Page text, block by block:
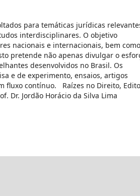
para temáticas jurídicas
interdisciplinares. O objetivo
nacionais e internacionais, bem
pretende não apenas divulgar o
desenvolvidos no Brasil. Os
e de experimento, ensaios, artigos
fluxo contínuo. Raízes no Direito,
Dr. Jordão Horácio da Silva Lima